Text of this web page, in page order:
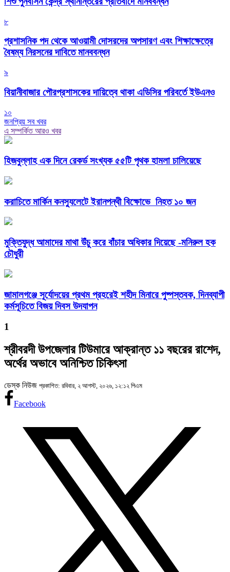
৮
প্রশাসনিক পদ থেকে আওয়ামী দোসরদের অপসারণ এবং শিক্ষাক্ষেত্রে
বৈষম্য নিরসনের দাবিতে মানববন্ধন
৯
বিয়ানীবাজার পৌরপ্রশাসকের দায়িত্বে থাকা এডিসির পরিবর্তে ইউএনও
১০
জনপ্রিয় সব খবর
এ সম্পর্কিত আরও খবর
হিজবুল্লাহ এক দিনে রেকর্ড সংখ্যক ৫৫টি পৃথক হামলা চালিয়েছে
করাচিতে মার্কিন কনস্যুলেটে ইরানপন্থী বিক্ষোভে নিহত ১০ জন
মুক্তিযুদ্ধ আমাদের মাথা উঁচু করে বাঁচার অধিকার দিয়েছে -মনিরুল হক
চৌধুরী
জামালগঞ্জে সূর্যোদয়ের প্রথম প্রহরেই শহীদ মিনারে পুষ্পস্তবক, দিনব্যাপী
কর্মসূচিতে বিজয় দিবস উদযাপন
1
শ্রীবরদী উপজেলার টিউমারে আক্রান্ত ১১ বছরের রাশেদ,
অর্থের অভাবে অনিশ্চিত চিকিৎসা
ডেস্ক নিউজ প্রকাশিত: রবিবার, ২ আগস্ট, ২০২৬, ১২:১২ পিএম
Facebook